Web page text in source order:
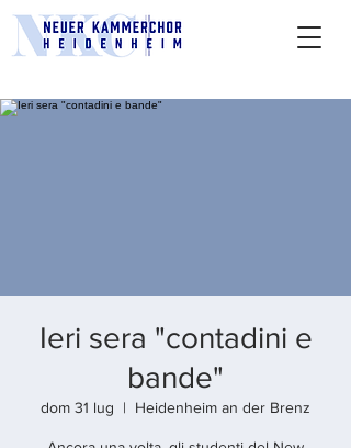
Ieri sera "contadini e
bande"
dom 31 lug
  |
Heidenheim an der Brenz